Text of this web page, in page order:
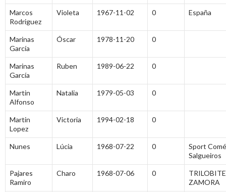
Marcos
Rodriguez
Violeta 1967-11-02 0 España
Marinas
García
Óscar 1978-11-20 0
Marinas
García
Ruben 1989-06-22 0
Martin
Alfonso
Natalia 1979-05-03 0
Martin
Lopez
Victoria 1994-02-18 0
Nunes Lúcia 1968-07-22 0
Sport
Salgueiros
Pajares
Ramiro
Charo 1968-07-06 0
ZAMORA